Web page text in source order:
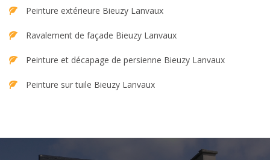
Peinture extérieure Bieuzy Lanvaux
Ravalement de façade Bieuzy Lanvaux
Peinture et décapage de persienne Bieuzy Lanvaux
Peinture sur tuile Bieuzy Lanvaux